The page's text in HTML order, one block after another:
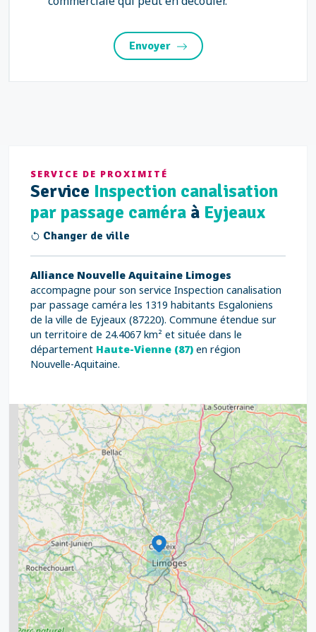
Envoyer
SERVICE DE PROXIMITÉ
Service Inspection canalisation
par passage caméra à Eyjeaux
Changer de ville
Alliance Nouvelle Aquitaine Limoges
accompagne pour son service Inspection canalisation
par passage caméra les 1319 habitants Esgaloniens
de la ville de Eyjeaux (87220). Commune étendue sur
un territoire de 24.4067 km² et située dans le
département Haute-Vienne (87) en région
Nouvelle-Aquitaine.
2
9
11
8
7
6
20
2
9
8
5
11
15
7